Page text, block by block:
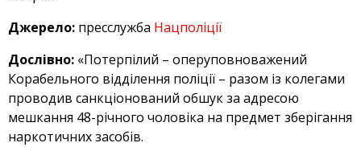
Джерело: пресслужба Нацполіції
Дослівно: «Потерпілий – оперуповноважений
Корабельного відділення поліції – разом із колегами
проводив санкціонований обшук за адресою
мешкання 48-річного чоловіка на предмет зберігання
наркотичних засобів.